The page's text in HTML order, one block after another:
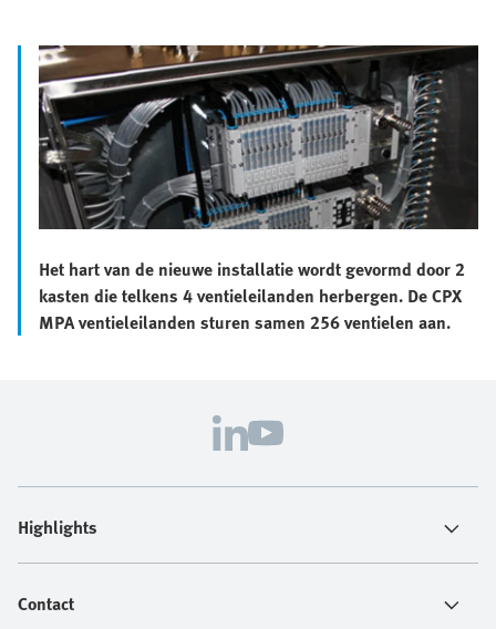
Het hart van de nieuwe installatie wordt gevormd door 2
kasten die telkens 4 ventieleilanden herbergen. De CPX
MPA ventieleilanden sturen samen 256 ventielen aan.
Highlights
Contact